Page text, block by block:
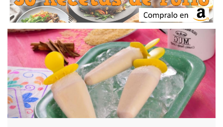
Gelatinas Guarnicion… Helados Hot Dogs
Huevos Mariscos Mermeladas Muffins
Panes Para Niños Pastas Pasteles
Pescados Pizzas Platos Fue… Pollo
Postres Recetas de… Recetas Do… Recetas Fá…